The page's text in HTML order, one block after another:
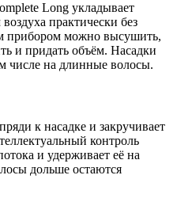
Long укладывает
практически без
прибором можно высушить,
и придать объём. Насадки
числе на длинные волосы.
к насадке и закручивает
контроль
и удерживает её на
дольше остаются